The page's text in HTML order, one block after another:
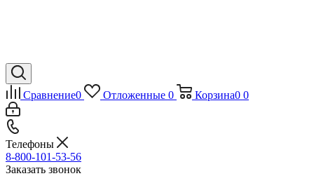
Сравнение0 Отложенные 0 Корзина0 0
Телефоны
8-800-101-53-56
Заказать звонок